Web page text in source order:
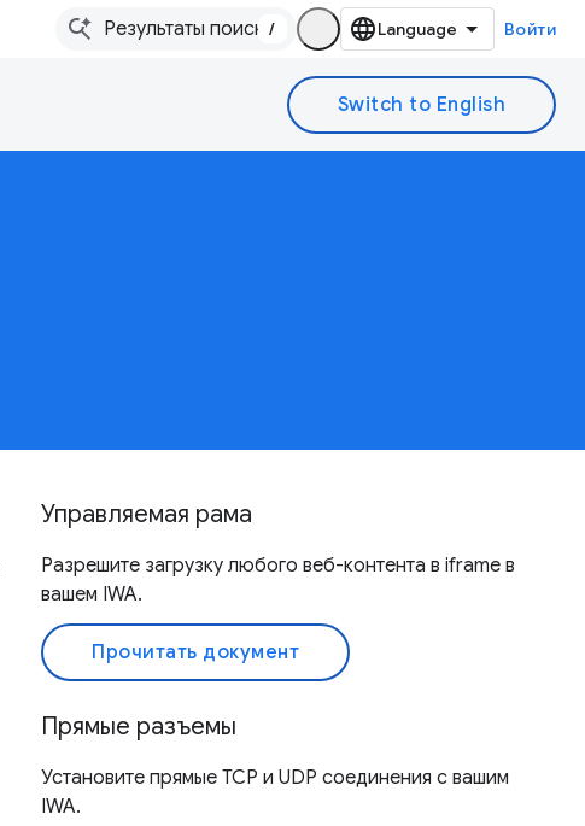
/ Войти
Управляемая рама
Разрешите загрузку любого веб-контента в iframe в
вашем IWA.
Прочитать документ
Прямые разъемы
Установите прямые TCP и UDP соединения с вашим
IWA.